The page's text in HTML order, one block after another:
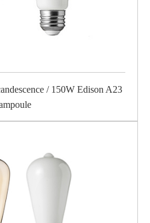
/ 150W Edison A23